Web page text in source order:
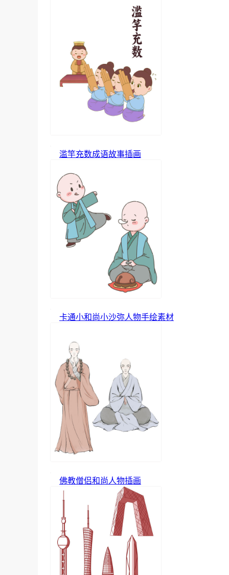
滥竽充数成语故事插画
卡通小和尚小沙弥人物手绘素材
佛教僧侣和尚人物插画